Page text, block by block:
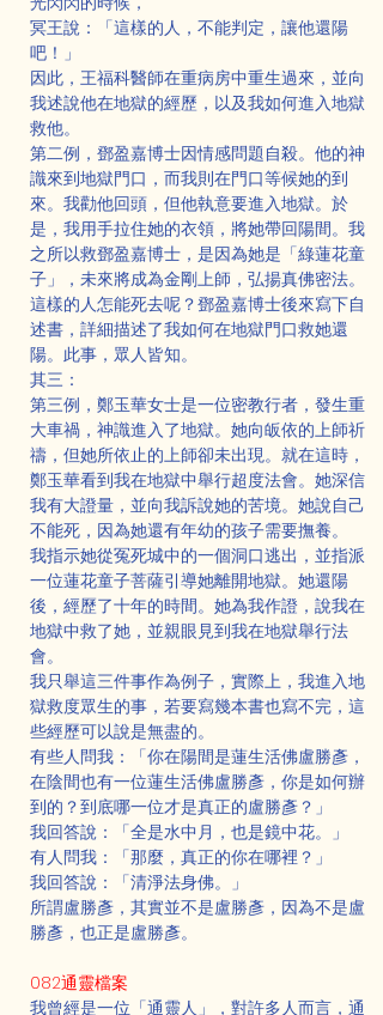
冥王說：「這樣的人，不能判定，讓他還陽
吧！」
因此，王福科醫師在重病房中重生過來，並向
我述說他在地獄的經歷，以及我如何進入地獄
救他。
第二例，鄧盈嘉博士因情感問題自殺。他的神
識來到地獄門口，而我則在門口等候她的到
來。我勸他回頭，但他執意要進入地獄。於
是，我用手拉住她的衣領，將她帶回陽間。我
之所以救鄧盈嘉博士，是因為她是「綠蓮花童
子」，未來將成為金剛上師，弘揚真佛密法。
這樣的人怎能死去呢？鄧盈嘉博士後來寫下自
述書，詳細描述了我如何在地獄門口救她還
陽。此事，眾人皆知。
其三：
第三例，鄭玉華女士是一位密教行者，發生重
大車禍，神識進入了地獄。她向皈依的上師祈
禱，但她所依止的上師卻未出現。就在這時，
鄭玉華看到我在地獄中舉行超度法會。她深信
我有大證量，並向我訴說她的苦境。她說自己
不能死，因為她還有年幼的孩子需要撫養。
我指示她從冤死城中的一個洞口逃出，並指派
一位蓮花童子菩薩引導她離開地獄。她還陽
後，經歷了十年的時間。她為我作證，說我在
地獄中救了她，並親眼見到我在地獄舉行法
會。
我只舉這三件事作為例子，實際上，我進入地
獄救度眾生的事，若要寫幾本書也寫不完，這
些經歷可以說是無盡的。
有些人問我：「你在陽間是蓮生活佛盧勝彥，
在陰間也有一位蓮生活佛盧勝彥，你是如何辦
到的？到底哪一位才是真正的盧勝彥？」
我回答說：「全是水中月，也是鏡中花。」
有人問我：「那麼，真正的你在哪裡？」
我回答說：「清淨法身佛。」
所謂盧勝彥，其實並不是盧勝彥，因為不是盧
勝彥，也正是盧勝彥。
082通靈檔案
我曾經是一位「通靈人」，對許多人而言，通